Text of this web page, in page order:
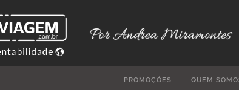
PROMOÇÕES QUEM